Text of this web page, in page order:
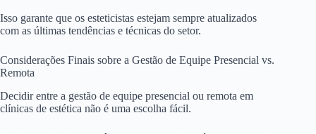
Isso garante que os esteticistas estejam sempre atualizados
com as últimas tendências e técnicas do setor.
Considerações Finais sobre a Gestão de Equipe Presencial vs.
Remota
Decidir entre a gestão de equipe presencial ou remota em
clínicas de estética não é uma escolha fácil.